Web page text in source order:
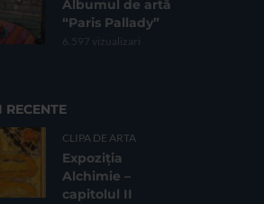
Albumul de artă
“Paris Pallady”
6.597 vizualizari
RECENTE
CLIPA DE ARTA
Expoziția
Alchimie –
capitolul II